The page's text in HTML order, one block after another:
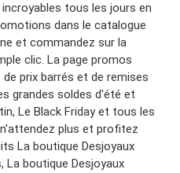
tous les jours en
dans le catalogue
et commandez sur la
clic. La page promos
prix barrés et de remises
grandes soldes d'été et
Le Black Friday et tous les
plus et profitez
La boutique Desjoyaux
La boutique Desjoyaux